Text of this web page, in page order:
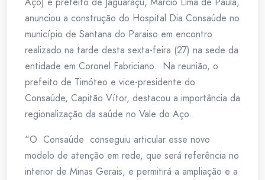
anunciou a construção do Hospital Dia Consaúde no
município de Santana do Paraiso em encontro
realizado na tarde desta sexta-feira (27) na sede da
entidade em Coronel Fabriciano. Na reunião, o
prefeito de Timóteo e vice-presidente do
Consaúde, Capitão Vítor, destacou a importância da
regionalização da saúde no Vale do Aço.
“O Consaúde conseguiu articular esse novo
modelo de atenção em rede, que será referência no
interior de Minas Gerais, e permitirá a ampliação e a